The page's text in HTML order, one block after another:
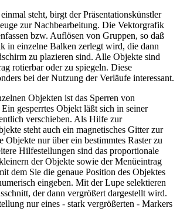
steht, birgt der Präsentationskünstler
zur Nachbearbeitung. Die Vektorgrafik
bzw. Auflösen von Gruppen, so daß
in einzelne Balken zerlegt wird, die dann
zu plazieren sind. Alle Objekte sind
rotierbar oder zu spiegeln. Diese
bei der Nutzung der Verläufe interessant.
Objekten ist das Sperren von
gesperrtes Objekt läßt sich in seiner
verschieben. Als Hilfe zur
steht auch ein magnetisches Gitter zur
Objekte nur über ein bestimmtes Raster zu
Hilfestellungen sind das proportionale
der Objekte sowie der Menüeintrag
dem Sie die genaue Position des Objektes
eingeben. Mit der Lupe selektieren
der dann vergrößert dargestellt wird.
nur eines - stark vergrößerten - Markers